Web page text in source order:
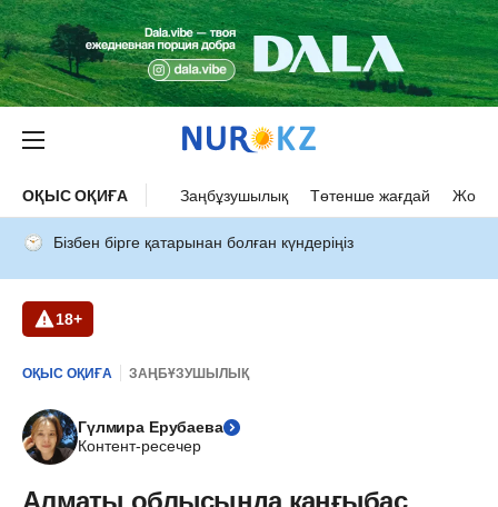
ОҚЫС ОҚИҒА Заңбұзушылық Төтенше жағдай Жол
Бізбен бірге қатарынан болған күндеріңіз
18+
ОҚЫС ОҚИҒА ЗАҢБҰЗУШЫЛЫҚ
Гүлмира Ерубаева
Контент-ресечер
Алматы облысында қаңғыбас